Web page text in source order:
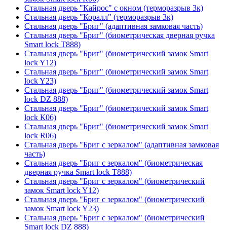
Стальная дверь "Кайрос" с окном (терморазрыв 3к)
Стальная дверь "Коралл" (терморазрыв 3к)
Стальная дверь "Бриг" (адаптивная замковая часть)
Стальная дверь "Бриг" (биометрическая дверная ручка
Smart lock T888)
Стальная дверь "Бриг" (биометрический замок Smart
lock Y12)
Стальная дверь "Бриг" (биометрический замок Smart
lock Y23)
Стальная дверь "Бриг" (биометрический замок Smart
lock DZ 888)
Стальная дверь "Бриг" (биометрический замок Smart
lock К06)
Стальная дверь "Бриг" (биометрический замок Smart
lock R06)
Стальная дверь "Бриг с зеркалом" (адаптивная замковая
часть)
Стальная дверь "Бриг с зеркалом" (биометрическая
дверная ручка Smart lock T888)
Стальная дверь "Бриг с зеркалом" (биометрический
замок Smart lock Y12)
Стальная дверь "Бриг с зеркалом" (биометрический
замок Smart lock Y23)
Стальная дверь "Бриг с зеркалом" (биометрический
Smart lock DZ 888)